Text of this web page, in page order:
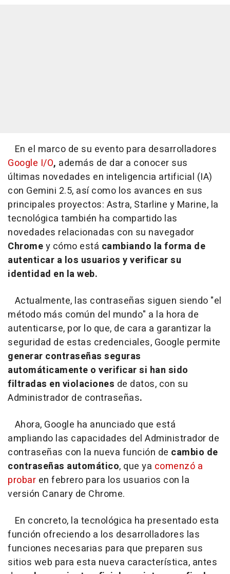
En el marco de su evento para desarrolladores
Google I/O, además de dar a conocer sus
últimas novedades en inteligencia artificial (IA)
con Gemini 2.5, así como los avances en sus
principales proyectos: Astra, Starline y Marine, la
tecnológica también ha compartido las
novedades relacionadas con su navegador
Chromey cómo está cambiando la forma de
autenticar a los usuarios y verificar su
identidad en la web.
Actualmente, las contraseñas siguen siendo "el
método más común del mundo" a la hora de
autenticarse, por lo que, de cara a garantizar la
seguridad de estas credenciales, Google permite
generar contraseñas seguras
automáticamente o verificar si han sido
filtradas en violaciones de datos, con su
Administrador de contraseñas.
Ahora, Google ha anunciado que está
ampliando las capacidades del Administrador de
contraseñas con la nueva función de cambio de
contraseñas automático, que ya comenzó a
probar en febrero para los usuarios con la
versión Canary de Chrome.
En concreto, la tecnológica ha presentado esta
función ofreciendo a los desarrolladores las
funciones necesarias para que preparen sus
sitios web para esta nueva característica, antes